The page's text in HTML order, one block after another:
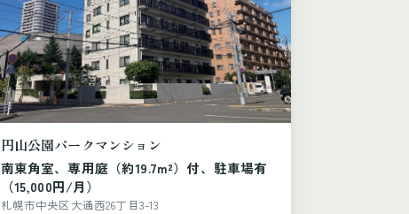
円山公園パークマンション
南東角室、専用庭（約19.7m²）付、駐車場有
（15,000円/月）
札幌市中央区大通西26丁目3-13